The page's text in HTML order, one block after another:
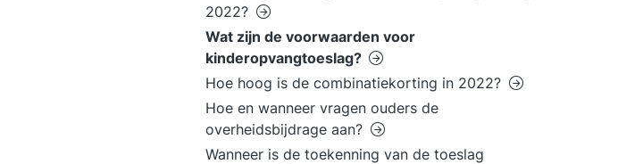
2022?
Wat zijn de voorwaarden voor
kinderopvangtoeslag?
Hoe hoog is de combinatiekorting in 2022?
Hoe en wanneer vragen ouders de
overheidsbijdrage aan?
Wanneer is de toekenning van de toeslag